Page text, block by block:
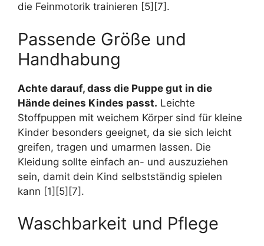
die Feinmotorik trainieren [5][7].
Passende Größe und
Handhabung
Achte darauf, dass die Puppe gut in die
Hände deines Kindes passt. Leichte
Stoffpuppen mit weichem Körper sind für kleine
Kinder besonders geeignet, da sie sich leicht
greifen, tragen und umarmen lassen. Die
Kleidung sollte einfach an- und auszuziehen
sein, damit dein Kind selbstständig spielen
kann [1][5][7].
Waschbarkeit und Pflege